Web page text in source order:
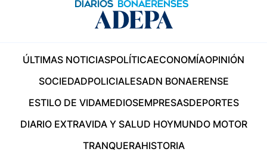
ÚLTIMAS NOTICIASPOLÍTICAECONOMÍAOPINIÓN
SOCIEDADPOLICIALESADN BONAERENSE
ESTILO DE VIDAMEDIOSEMPRESASDEPORTES
DIARIO EXTRAVIDA Y SALUD HOYMUNDO MOTOR
TRANQUERAHISTORIA